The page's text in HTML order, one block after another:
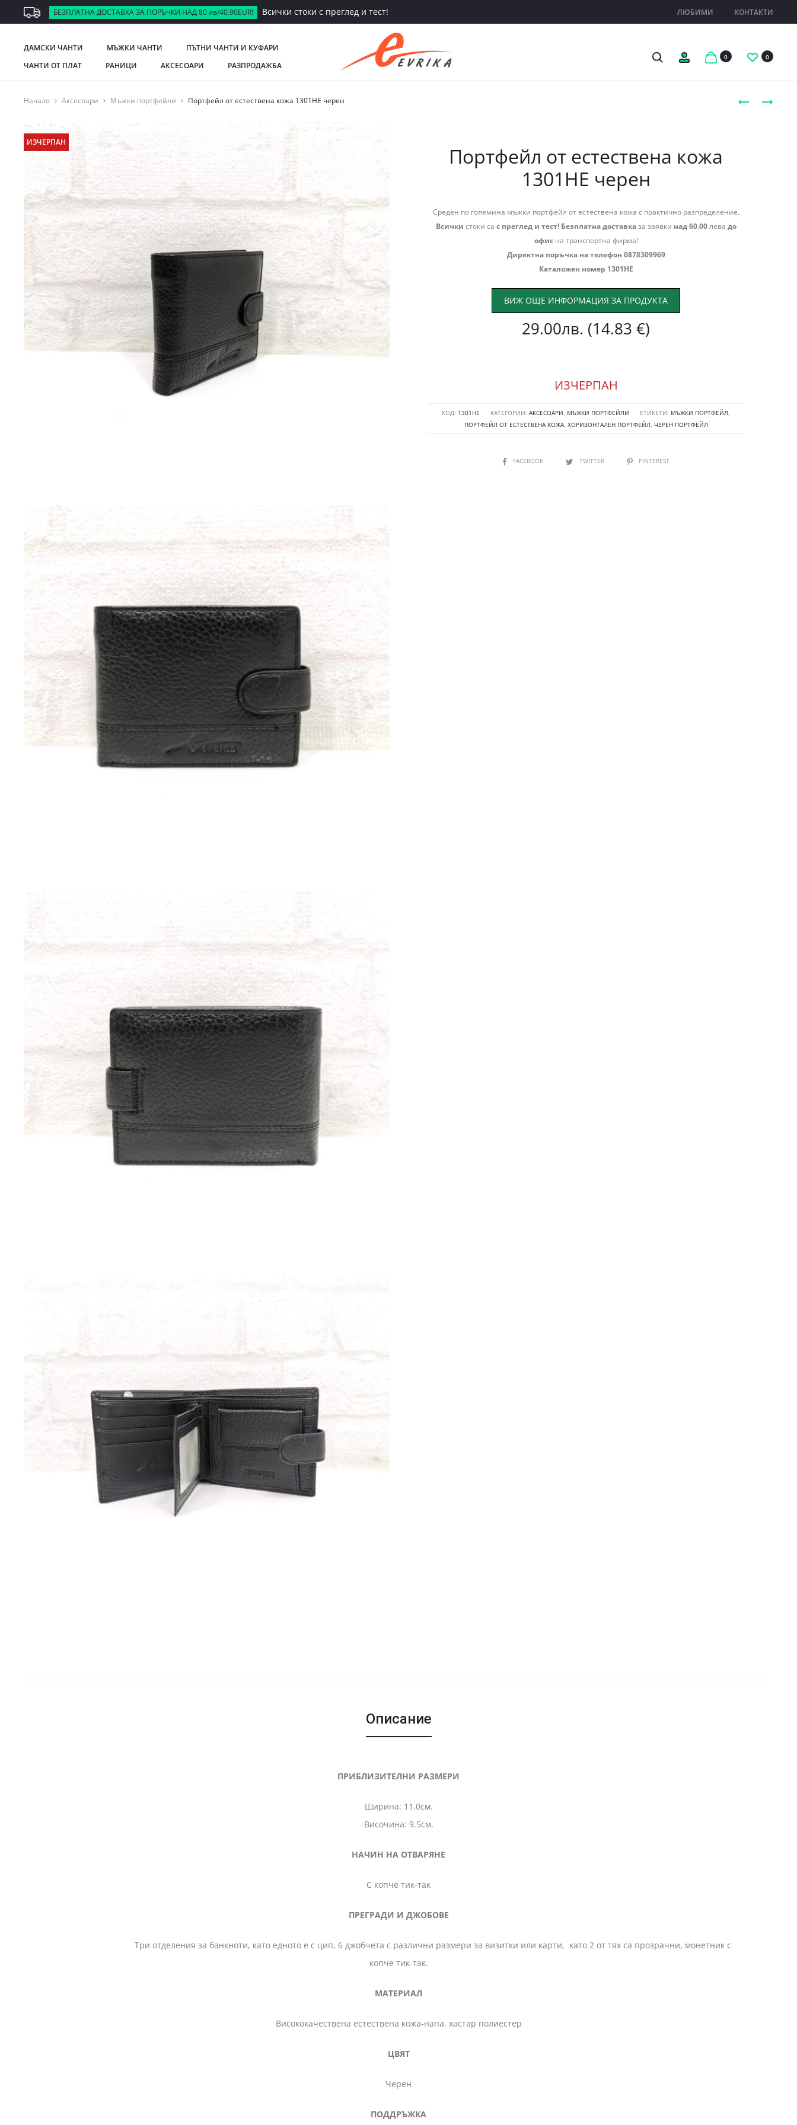
БЕЗПЛАТНА ДОСТАВКА ЗА ПОРЪЧКИ НАД 80 лв/40.90EUR! Всички стоки с преглед и тест! ЛЮБИМИ КОНТАКТИ
ДАМСКИ ЧАНТИ МЪЖКИ ЧАНТИ
ПЪТНИ ЧАНТИ И КУФАРИ
ЧАНТИ ОТ ПЛАТ
РАНИЦИ АКСЕСОАРИ РАЗПРОДАЖБА
Search Профил 0 0
ПОРТМОНЕ
ПОРТМОНЕ
Начало Аксесоари Мъжки портфейли Портфейл от естествена кожа 1301HE черен
ИЗЧЕРПАН
Портфейл от естествена кожа
1301HE черен
Среден по големина мъжки портфейл от естествена кожа с практично разпределение.
Всички стоки са с преглед и тест! Безплатна доставказа заявки над 60.00лева до
офисна транспортна фирма!
Директна поръчка на телефон 0878309969
Каталожен номер 1301HE
ВИЖ ОЩЕ ИНФОРМАЦИЯ ЗА ПРОДУКТА
29.00лв. (14.83 €)
ИЗЧЕРПАН
КОД: 1301HE КАТЕГОРИИ: АКСЕСОАРИ, МЪЖКИ ПОРТФЕЙЛИ ЕТИКЕТИ: МЪЖКИ ПОРТФЕЙЛ,
ПОРТФЕЙЛ ОТ ЕСТЕСТВЕНА КОЖА, ХОРИЗОНТАЛЕН ПОРТФЕЙЛ, ЧЕРЕН ПОРТФЕЙЛ
SHAREFACEBOOK TWITTER PINTEREST
Описание
ПРИБЛИЗИТЕЛНИ РАЗМЕРИ
Ширина: 11.0см.
Височина: 9.5см.
НАЧИН НА ОТВАРЯНЕ
С копче тик-так
ПРЕГРАДИ И ДЖОБОВЕ
Три отделения за банкноти, като едното е с цип, 6 джобчета с различни размери за визитки или карти, като 2 от тях са прозрачни, монетник с
копче тик-так.
МАТЕРИАЛ
Висококачествена естествена кожа-напа, хастар полиестер
ЦВЯТ
Черен
ПОДДРЪЖКА